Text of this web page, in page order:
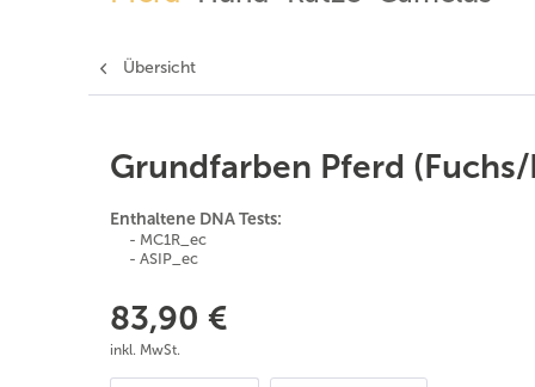
Übersicht
Grundfarben Pferd
Enthaltene DNA Tests:
- MC1R_ec
- ASIP_ec
83,90 €
inkl. MwSt.